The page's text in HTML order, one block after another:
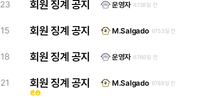
23 회원 징계 공지 운영자 6738일 전
15 회원 징계 공지 M.Salgado 6753일 전
18 회원 징계 공지 운영자 6769일 전
21
emoji_emotionsemoji_emotions
회원 징계 공지 M.Salgado 6788일 전